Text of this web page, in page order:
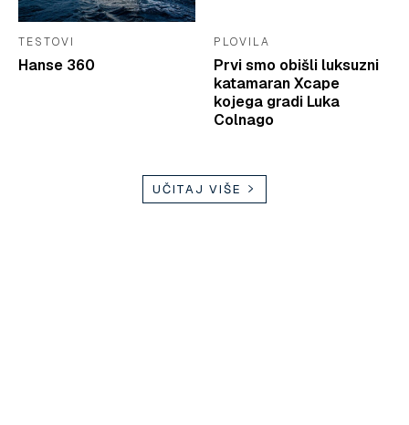
TESTOVI
Hanse 360
PLOVILA
Prvi smo obišli luksuzni
katamaran Xcape
kojega gradi Luka
Colnago
UČITAJ VIŠE